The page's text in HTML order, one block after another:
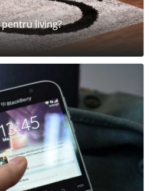
living?